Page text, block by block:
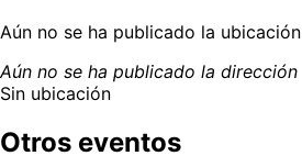
Aún no se ha publicado la ubicación
Aún no se ha publicado la dirección
Sin ubicación
Otros eventos